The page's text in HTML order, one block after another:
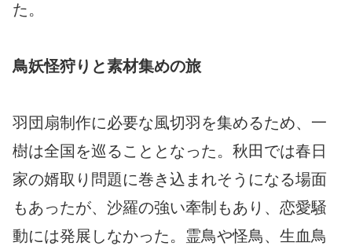
た。
鳥妖怪狩りと素材集めの旅
羽団扇制作に必要な風切羽を集めるため、一
樹は全国を巡ることとなった。秋田では春日
家の婿取り問題に巻き込まれそうになる場面
もあったが、沙羅の強い牽制もあり、恋愛騒
動には発展しなかった。霊鳥や怪鳥、生血鳥